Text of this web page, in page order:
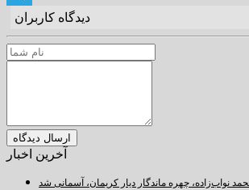
Telegram
دیدگاه کاربران
آخرین اخبار
نواب‌زاده، چهره ماندگار دیار کریمان، آسمانی شد